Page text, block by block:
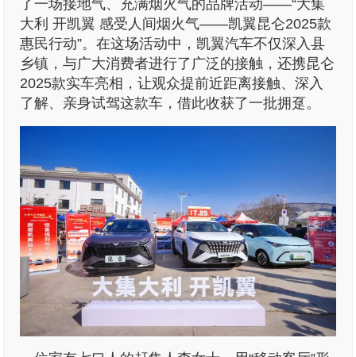
了一场接地气、充满烟火气的品牌活动——“大集
大利 开凯翼 感受人间烟火气——凯翼昆仑2025款
惠民行动”。在这场活动中，凯翼汽车不仅深入县
乡镇，与广大消费者进行了广泛的接触，还携昆仑
2025款实车亮相，让观众提前近距离接触、深入
了解、亲身试驾这款车，借此收获了一批拥趸。